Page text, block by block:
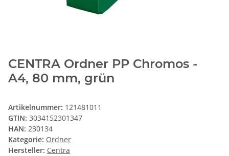
CENTRA Ordner PP Chromos -
A4, 80 mm, grün
Artikelnummer: 121481011
GTIN: 3034152301347
HAN: 230134
Kategorie: Ordner
Hersteller: Centra